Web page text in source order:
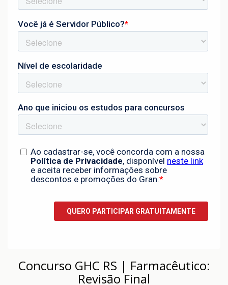
Concurso GHC RS | Farmacêutico:
Revisão Final